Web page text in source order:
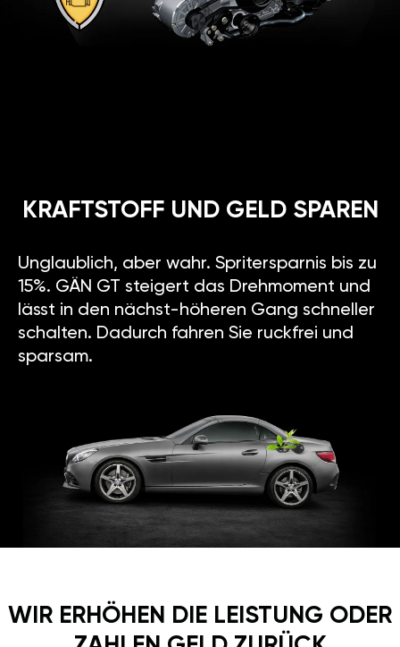
KRAFTSTOFF UND GELD SPAREN
Unglaublich, aber wahr. Spritersparnis bis zu
15%. GÄN GT steigert das Drehmoment und
lässt in den nächst-höheren Gang schneller
schalten. Dadurch fahren Sie ruckfrei und
sparsam.
WIR ERHÖHEN DIE LEISTUNG ODER